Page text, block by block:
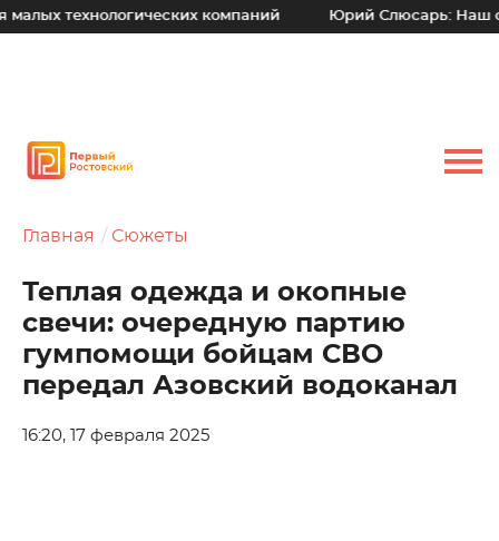
компаний Юрий Слюсарь: Наш основной
Главная Сюжеты
Теплая одежда и окопные
свечи: очередную партию
гумпомощи бойцам СВО
передал Азовский водоканал
16:20, 17 февраля 2025